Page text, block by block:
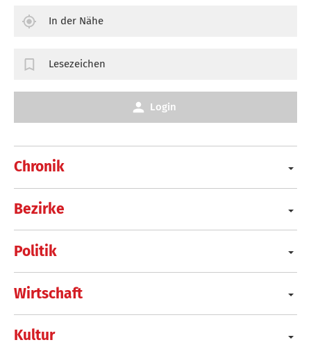
Chronik
Bezirke
Politik
Wirtschaft
Kultur
In der Nähe
Lesezeichen
Login